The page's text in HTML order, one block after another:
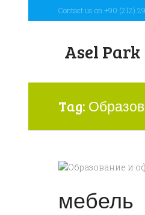
Contact us on +90 (212)
Asel Park
Tag:
мебель